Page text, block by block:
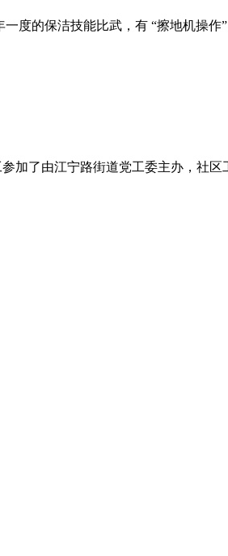
的保洁技能比武，有 “擦地机操作”
了由江宁路街道党工委主办，社